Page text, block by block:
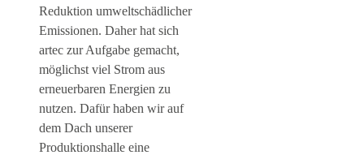
Reduktion umweltschädlicher
Emissionen. Daher hat sich
artec zur Aufgabe gemacht,
möglichst viel Strom aus
erneuerbaren Energien zu
nutzen. Dafür haben wir auf
dem Dach unserer
Produktionshalle eine